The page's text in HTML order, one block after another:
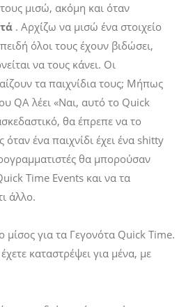
μισώ, ακόμη και όταν
. Αρχίζω να μισώ ένα στοιχείο
όλοι τους έχουν βιδώσει,
να τους κάνει. Οι
τα παιχνίδια τους; Μήπως
QA λέει «Ναι, αυτό το Quick
θα έπρεπε να το
όταν ένα παιχνίδι έχει ένα shitty
θα μπορούσαν
Time Events και να τα
άλλο.
για τα Γεγονότα Quick Time.
καταστρέψει για μένα, με